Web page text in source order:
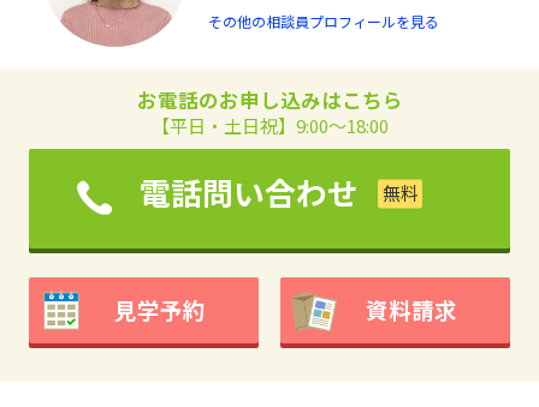
その他の相談員プロフィールを見る
お電話のお申し込みはこちら
【平日・土日祝】9:00～18:00
電話問い合わせ
見学予約 資料請求